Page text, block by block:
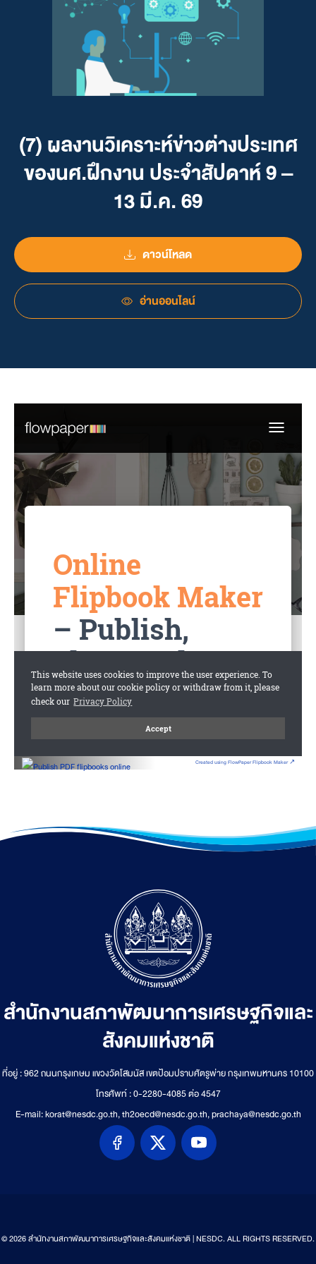
(7) ผลงานวิเคราะห์ข่าวต่างประเทศ
ของนศ.ฝึกงาน ประจำสัปดาห์ 9 –
13 มี.ค. 69
ดาวน์โหลด
อ่านออนไลน์
Created using FlowPaper Flipbook Maker ↗
สำนักงานสภาพัฒนาการเศรษฐกิจและ
สังคมแห่งชาติ
ที่อยู่ : 962 ถนนกรุงเกษม แขวงวัดโสมนัส เขตป้อมปราบศัตรูพ่าย กรุงเทพมหานคร 10100
โทรศัพท์ : 0-2280-4085 ต่อ 4547
E-mail: korat@nesdc.go.th, th2oecd@nesdc.go.th, prachaya@nesdc.go.th
© 2026 สำนักงานสภาพัฒนาการเศรษฐกิจและสังคมแห่งชาติ | NESDC. ALL RIGHTS RESERVED.